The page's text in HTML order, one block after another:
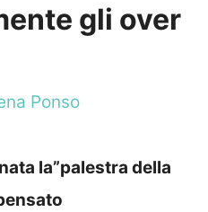
gli over
Ponso
la”palestra della